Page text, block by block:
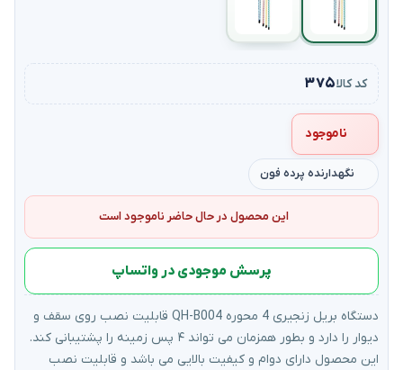
کد کالا۳۷۵
ناموجود
نگهدارنده پرده فون
این محصول در حال حاضر ناموجود است
پرسش موجودی در واتساپ
دستگاه بریل زنجیری 4 محوره QH-B004 قابلیت نصب روی سقف و
دیوار را دارد و بطور همزمان می تواند ۴ پس زمینه را پشتیبانی کند.
این محصول دارای دوام و کیفیت بالایی می باشد و قابلیت نصب